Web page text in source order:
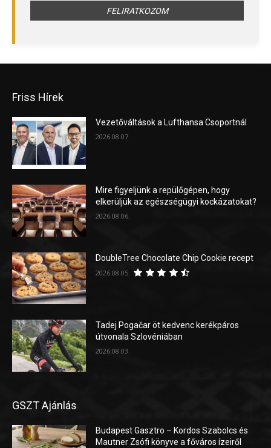
Friss Hírek
Vezetőváltások a Lufthansa Csoportnál
2026.08.07.
Mire figyeljünk a repülőgépen, hogy
elkerüljük az egészségügyi kockázatokat?
2026.08.06.
DoubleTree Chocolate Chip Cookie recept
2026.08.05.
Tadej Pogačar öt kedvenc kerékpáros
útvonala Szlovéniában
2026.08.03.
GSZT Ajánlás
Budapest Gasztro – Kordos Szabolcs és
Mautner Zsófi könyve a főváros ízeiről